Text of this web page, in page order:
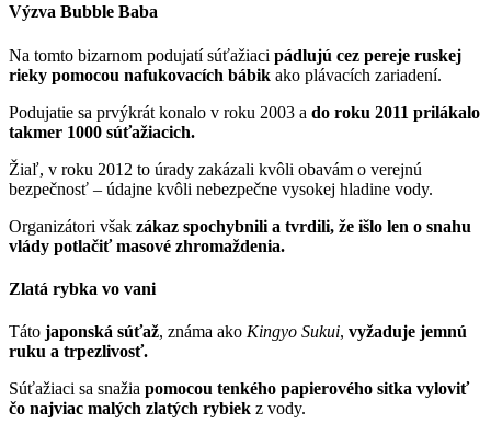
Výzva Bubble Baba
Na tomto bizarnom podujatí súťažiaci pádlujú cez pereje ruskej
rieky pomocou nafukovacích bábik ako plávacích zariadení.
Podujatie sa prvýkrát konalo v roku 2003 a do roku 2011 prilákalo
takmer 1000 súťažiacich.
Žiaľ, v roku 2012 to úrady zakázali kvôli obavám o verejnú
bezpečnosť – údajne kvôli nebezpečne vysokej hladine vody.
Organizátori však zákaz spochybnili a tvrdili, že išlo len o snahu
vlády potlačiť masové zhromaždenia.
Zlatá rybka vo vani
Táto japonská súťaž, známa ako Kingyo Sukui, vyžaduje jemnú
ruku a trpezlivosť.
Súťažiaci sa snažia pomocou tenkého papierového sitka vyloviť
čo najviac malých zlatých rybiek z vody.